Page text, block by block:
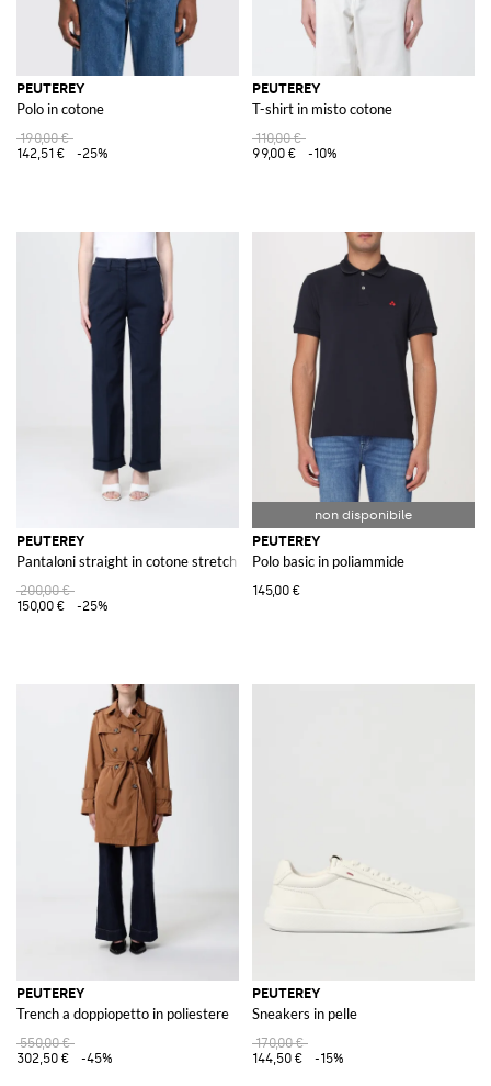
PEUTEREY
Polo in cotone
190,00 €
142,51 €
-25%
PEUTEREY
T-shirt in misto cotone
110,00 €
99,00 €
-10%
PEUTEREY
Pantaloni straight in cotone stretch
200,00 €
150,00 €
-25%
PEUTEREY
Polo basic in poliammide
145,00 €
PEUTEREY
Trench a doppiopetto in poliestere
550,00 €
302,50 €
-45%
PEUTEREY
Sneakers in pelle
170,00 €
144,50 €
-15%